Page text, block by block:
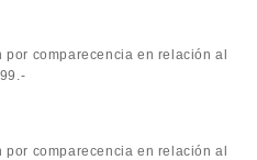
por comparecencia en relación al
por comparecencia en relación al